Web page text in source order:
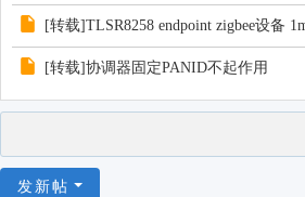
[转载]TLSR8258 endpoint zigbee设备
[转载]协调器固定PANID不起作用
发新帖